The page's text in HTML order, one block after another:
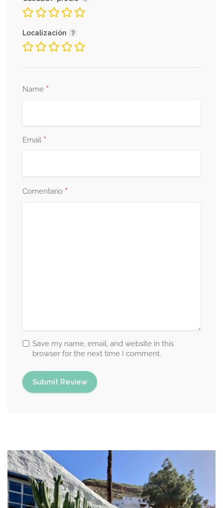
Localización
Name *
Email *
Comentario *
Save my name, email, and website in this
browser for the next time I comment.